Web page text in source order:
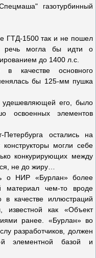
газотурбинный
ГТД-1500 так и не пошел
речь могла бы идти о
до 1400 л.с.
качестве основного
бы 125-мм пушка
удешевляющей его, было
освоенных элементов
остались на
могли себе
конкурирующих между
не до жиру…
о НИР «Бурлан» более
материал чем-то вроде
качестве иллюстраций
известной как «Объект
ранее. «Бурлан» во
разработчиков, должен
элементной базой и